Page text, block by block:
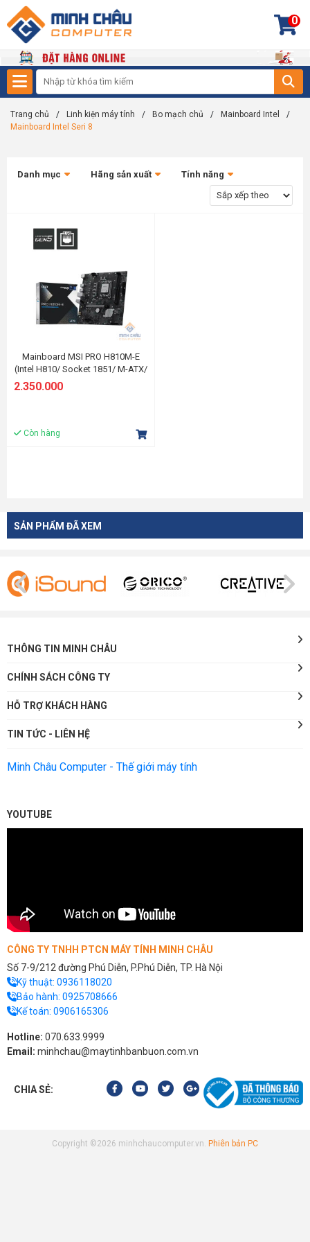
0
Trang chủ / Linh kiện máy tính / Bo mạch chủ / Mainboard Intel
/
Mainboard Intel Seri 8
Danh mục Hãng sản xuất Tính năng
Mainboard MSI PRO H810M-E
(Intel H810/ Socket 1851/ M-ATX/
2 khe ram)
2.350.000
Còn hàng
SẢN PHẨM ĐÃ XEM
THÔNG TIN MINH CHÂU
CHÍNH SÁCH CÔNG TY
HỖ TRỢ KHÁCH HÀNG
TIN TỨC - LIÊN HỆ
Minh Châu Computer - Thế giới máy tính
YOUTUBE
CÔNG TY TNHH PTCN MÁY TÍNH MINH CHÂU
Số 7-9/212 đường Phú Diễn, P.Phú Diễn, TP. Hà Nội
Kỹ thuật: 0936118020
Bảo hành: 0925708666
Kế toán: 0906165306
Hotline: 070.633.9999
Email: minhchau@maytinhbanbuon.com.vn
CHIA SẺ:
Copyright ©2026 minhchaucomputer.vn. Phiên bản PC